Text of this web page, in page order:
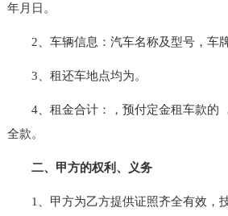
年月日。
2、车辆信息：汽车名称及型号，车牌
3、租还车地点均为。
4、租金合计：，预付定金租车款的
全款。
二、甲方的权利、义务
1、甲方为乙方提供证照齐全有效，技